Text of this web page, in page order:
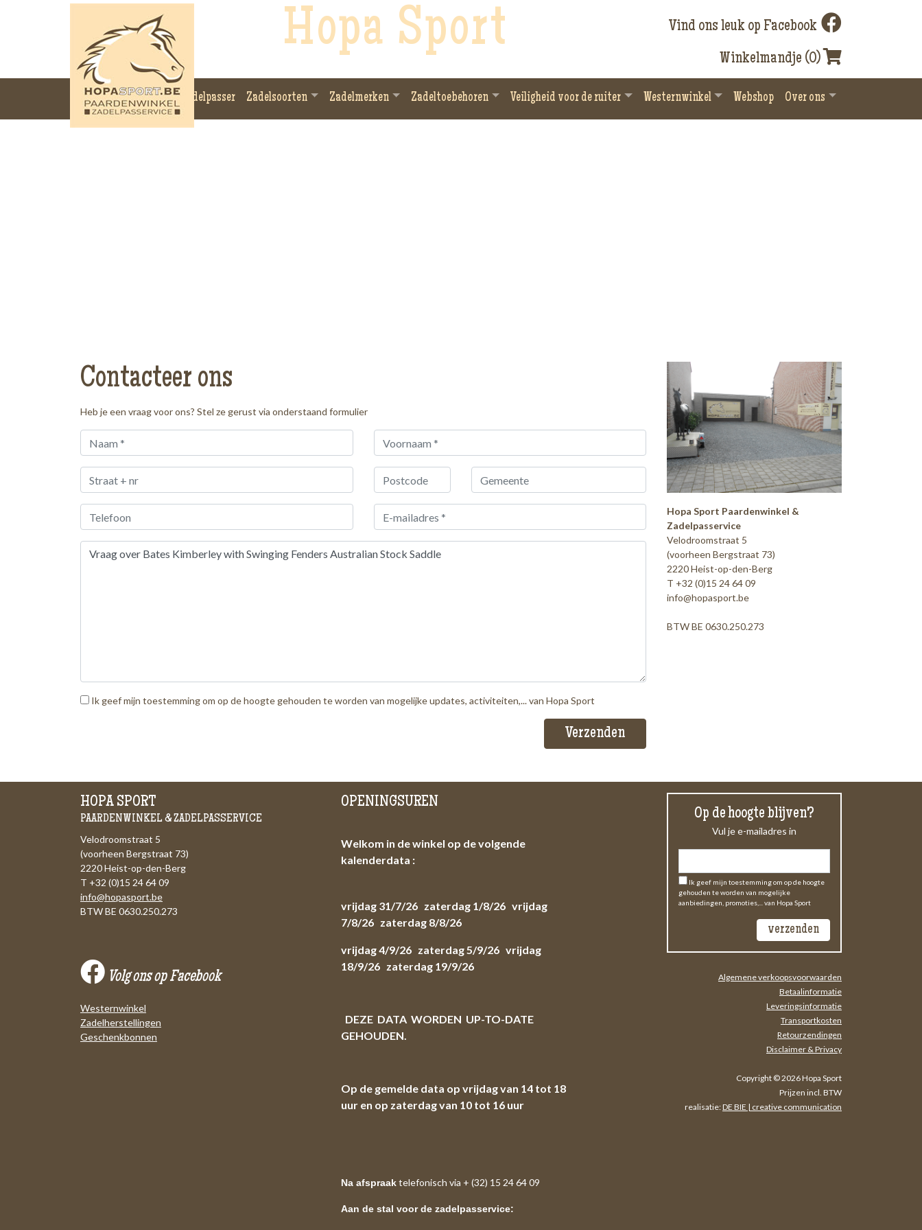
Hopa Sport
Vind ons leuk op Facebook
Winkelmandje (0)
Zadelpasser Zadelsoorten Zadelmerken Zadeltoebehoren Veiligheid voor de ruiter Westernwinkel Webshop Over ons
Contacteer ons
Heb je een vraag voor ons? Stel ze gerust via onderstaand formulier
Ik geef mijn toestemming om op de hoogte gehouden te worden van mogelijke updates, activiteiten,... van Hopa Sport
Hopa Sport Paardenwinkel &
Zadelpasservice
Velodroomstraat 5
(voorheen Bergstraat 73)
2220 Heist-op-den-Berg
T +32 (0)15 24 64 09
info@hopasport.be
BTW BE 0630.250.273
HOPA SPORT
PAARDENWINKEL & ZADELPASSERVICE
Velodroomstraat 5
(voorheen Bergstraat 73)
2220 Heist-op-den-Berg
T +32 (0)15 24 64 09
info@hopasport.be
BTW BE 0630.250.273
Volg ons op Facebook
Westernwinkel
Zadelherstellingen
Geschenkbonnen
OPENINGSUREN
Welkom in de winkel op de volgende
kalenderdata :
vrijdag 31/7/26 zaterdag 1/8/26 vrijdag
7/8/26 zaterdag 8/8/26
vrijdag 4/9/26 zaterdag 5/9/26 vrijdag
18/9/26 zaterdag 19/9/26
DEZE DATA WORDEN UP-TO-DATE
GEHOUDEN.
Op de gemelde data op vrijdag van 14 tot 18
uur en op zaterdag van 10 tot 16 uur
Na afspraaktelefonisch via + (32) 15 24 64 09
Aan de stal voor de zadelpasservice:
Op de hoogte blijven?
Vul je e-mailadres in
Ik geef mijn toestemming om op de hoogte
gehouden te worden van mogelijke
aanbiedingen, promoties,... van Hopa Sport
Algemene verkoopsvoorwaarden
Betaalinformatie
Leveringsinformatie
Transportkosten
Retourzendingen
Disclaimer & Privacy
Copyright © 2026 Hopa Sport
Prijzen incl. BTW
realisatie:DE BIE | creative communication